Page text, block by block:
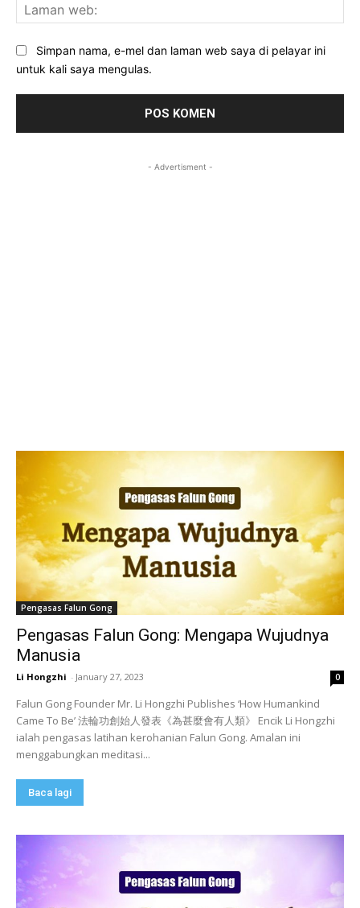
Simpan nama, e-mel dan laman web saya di pelayar ini
untuk kali saya mengulas.
- Advertisment -
Pengasas Falun Gong
Pengasas Falun Gong: Mengapa Wujudnya
Manusia
Li Hongzhi - January 27, 2023 0
Falun Gong Founder Mr. Li Hongzhi Publishes ‘How Humankind
Came To Be’ 法輪功創始人發表《為甚麼會有人類》 Encik Li Hongzhi
ialah pengasas latihan kerohanian Falun Gong. Amalan ini
menggabungkan meditasi...
Baca lagi